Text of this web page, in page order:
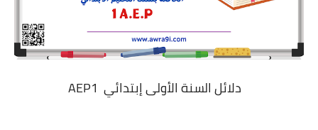
دلائل السنة الأولى إبتدائي AEP 1